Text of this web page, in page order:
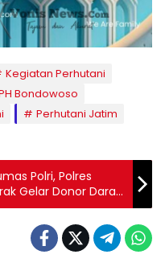
Kegiatan Perhutani
Bondowoso
Perhutani Jatim
Polri, Polres
Gelar Donor Darah